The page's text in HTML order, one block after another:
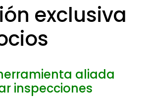
exclusiva
aliada
inspecciones